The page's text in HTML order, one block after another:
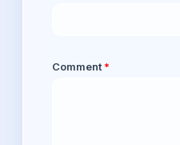
Comment *